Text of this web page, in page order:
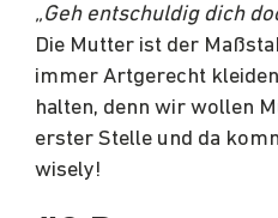
„Geh entschuldig dich
Die Mutter ist der
immer Artgerecht
halten, denn wir wollen
erster Stelle und da
wisely!